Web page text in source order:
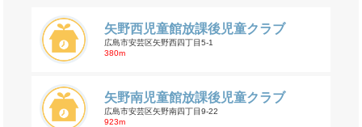
矢野西児童館放課後児童クラブ
広島市安芸区矢野西四丁目5-1
380m
矢野南児童館放課後児童クラブ
広島市安芸区矢野南四丁目9-22
923m